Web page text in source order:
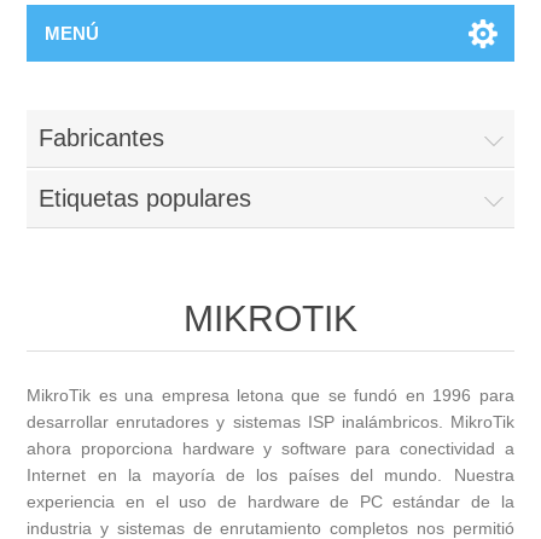
MENÚ
Fabricantes
Etiquetas populares
MIKROTIK
MikroTik es una empresa letona que se fundó en 1996 para
desarrollar enrutadores y sistemas ISP inalámbricos. MikroTik
ahora proporciona hardware y software para conectividad a
Internet en la mayoría de los países del mundo. Nuestra
experiencia en el uso de hardware de PC estándar de la
industria y sistemas de enrutamiento completos nos permitió